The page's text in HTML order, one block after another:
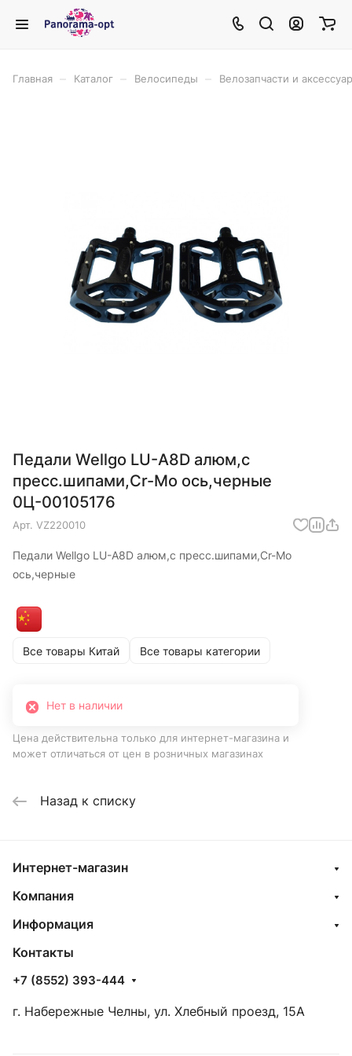
Главная Каталог Велосипеды Велозапчасти и
Педали Wellgo LU-A8D алюм,с
пресс.шипами,Cr-Mo ось,черные
0Ц-00105176
Арт. VZ220010
Педали Wellgo LU-A8D алюм,с пресс.шипами,Cr-Mo
ось,черные
Все товары Китай Все товары категории
Нет в наличии
Цена действительна только для интернет-магазина и
может отличаться от цен в розничных магазинах
Назад к списку
Интернет-магазин
Компания
Информация
Контакты
+7 (8552) 393-444
г. Набережные Челны, ул. Хлебный проезд, 15А